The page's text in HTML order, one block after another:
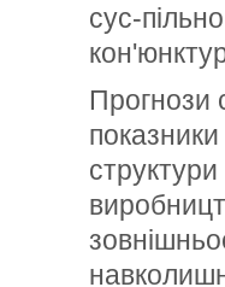
сус-
Прогнози
показники
структури